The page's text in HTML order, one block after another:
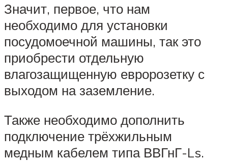
Значит, первое, что нам
необходимо для установки
посудомоечной машины, так это
приобрести отдельную
влагозащищенную евророзетку с
выходом на заземление.
Также необходимо дополнить
подключение трёхжильным
медным кабелем типа ВВГнГ-Ls.